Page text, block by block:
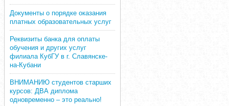
Документы о порядке оказания
платных образовательных услуг
Реквизиты банка для оплаты
обучения и других услуг
филиала КубГУ в г. Славянске-
на-Кубани
ВНИМАНИЮ студентов старших
курсов: ДВА диплома
одновременно – это реально!